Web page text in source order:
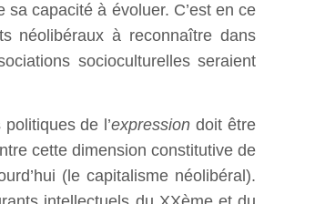
capacité à évoluer. C’est en ce
néolibéraux à reconnaître dans
socioculturelles seraient
de l’expression doit être
cette dimension constitutive de
(le capitalisme néolibéral).